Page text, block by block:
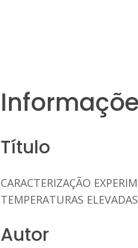
Título
CARACTERIZAÇÃO
TEMPERATURAS ELEVADAS
Autor